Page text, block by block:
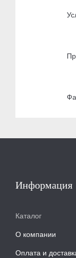
Информация
Каталог
О компании
Оплата и